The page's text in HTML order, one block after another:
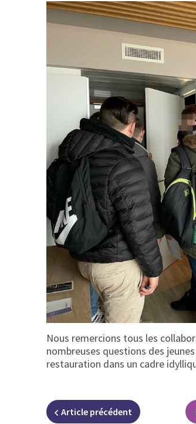
Nous remercions tous les
nombreuses questions des
restauration dans un cadre
Article précédent